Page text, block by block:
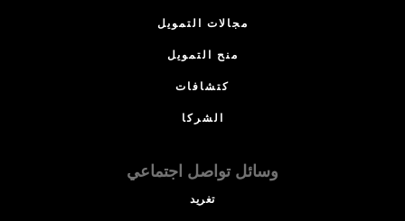
مجالات التمويل
منح التمويل
كتشافات
الشركا
وسائل تواصل اجتماعي
تغريد